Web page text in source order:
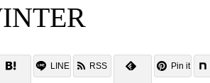
LINE RSS Pin it